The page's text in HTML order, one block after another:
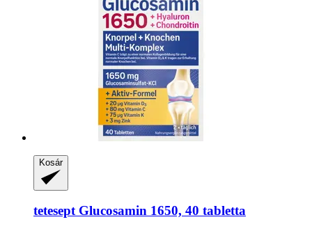
Kosár
teteseptGlucosamin 1650, 40 tabletta